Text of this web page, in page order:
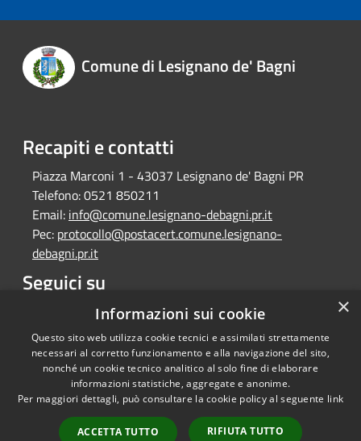
Comune di Lesignano de' Bagni
Recapiti e contatti
Piazza Marconi 1 - 43037 Lesignano de' Bagni PR
Telefono:0521 850211
Email: info@comune.lesignano-debagni.pr.it
Pec: protocollo@postacert.comune.lesignano-
debagni.pr.it
Seguici su
Facebook
Accessibilità
Copyright © 2026 • Comune di
Lesignano de' Bagni • Powered
byMunicipium
Accesso
×
Informazioni sui cookie
Questo sito web utilizza cookie tecnici e assimilati strettamente
necessari al corretto funzionamento e alla navigazione del sito,
nonché un cookie tecnico analitico al solo fine di elaborare
informazioni statistiche, aggregate e anonime.
Per maggiori dettagli, può consultare la cookie policy al seguente link
ACCETTA TUTTO RIFIUTA TUTTO